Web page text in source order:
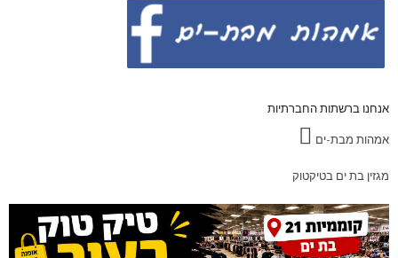
אנחנו ברשתות החברתיות
אמהות מבת-ים
מגזין בת ים בטיקטוק